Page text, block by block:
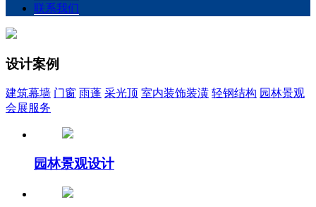
联系我们
设计案例
建筑幕墙 门窗 雨蓬 采光顶 室内装饰装潢 轻钢结构 园林景观
会展服务
园林景观设计